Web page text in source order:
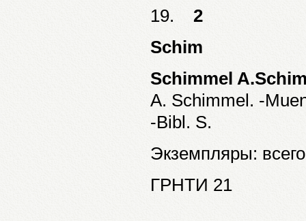
19. 2
Schim
Schimmel
A. Schimmel. -
-Bibl. S.
Экземпляры:
ГРНТИ 21